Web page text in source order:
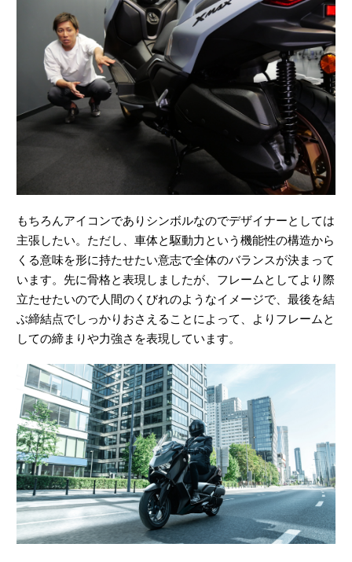
もちろんアイコンでありシンボルなのでデザイナーとしては
主張したい。ただし、車体と駆動力という機能性の構造から
くる意味を形に持たせたい意志で全体のバランスが決まって
います。先に骨格と表現しましたが、フレームとしてより際
立たせたいので人間のくびれのようなイメージで、最後を結
ぶ締結点でしっかりおさえることによって、よりフレームと
しての締まりや力強さを表現しています。